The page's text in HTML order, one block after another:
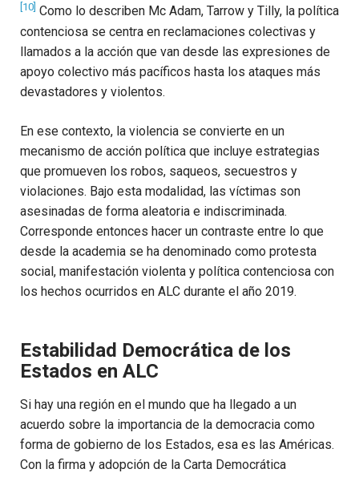
[10] Como lo describen Mc Adam, Tarrow y Tilly, la política
contenciosa se centra en reclamaciones colectivas y
llamados a la acción que van desde las expresiones de
apoyo colectivo más pacíficos hasta los ataques más
devastadores y violentos.
En ese contexto, la violencia se convierte en un
mecanismo de acción política que incluye estrategias
que promueven los robos, saqueos, secuestros y
violaciones. Bajo esta modalidad, las víctimas son
asesinadas de forma aleatoria e indiscriminada.
Corresponde entonces hacer un contraste entre lo que
desde la academia se ha denominado como protesta
social, manifestación violenta y política contenciosa con
los hechos ocurridos en ALC durante el año 2019.
Estabilidad Democrática de los
Estados en ALC
Si hay una región en el mundo que ha llegado a un
acuerdo sobre la importancia de la democracia como
forma de gobierno de los Estados, esa es las Américas.
Con la firma y adopción de la Carta Democrática